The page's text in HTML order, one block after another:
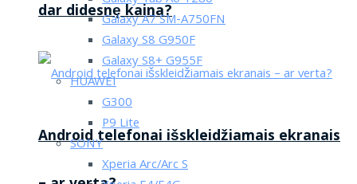
dar didesnę kaina?
Android telefonai išskleidžiamais ekranais
Galaxy A7 SM-A750FN
Galaxy S8 G950F
Galaxy S8+ G955F
HUAWEI
G300
P9 Lite
SONY
Xperia Arc/Arc S